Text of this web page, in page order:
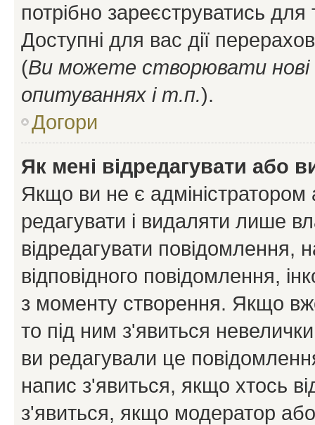
потрібно зареєструватись
Доступні для вас дії
(Ви можете створювати
опитуваннях і т.п.).
Догори
Як мені відредагувати або
Якщо ви не є
редагувати і видаляти лише
відредагувати повідомлення,
відповідного повідомлення,
з моменту створення. Якщо
то під ним з'явиться
ви редагували це
напис з'явиться, якщо хтось
з'явиться, якщо модератор